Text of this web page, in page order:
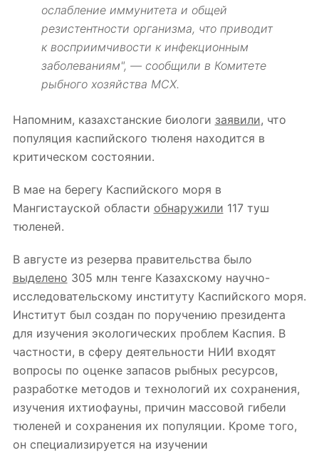
ослабление иммунитета и общей
резистентности организма, что приводит
к восприимчивости к инфекционным
заболеваниям", — сообщили в Комитете
рыбного хозяйства МСХ.
Напомним, казахстанские биологи заявили, что
популяция каспийского тюленя находится в
критическом состоянии.
В мае на берегу Каспийского моря в
Мангистауской области обнаружили 117 туш
тюленей.
В августе из резерва правительства было
выделено 305 млн тенге Казахскому научно-
исследовательскому институту Каспийского моря.
Институт был создан по поручению президента
для изучения экологических проблем Каспия. В
частности, в сферу деятельности НИИ входят
вопросы по оценке запасов рыбных ресурсов,
разработке методов и технологий их сохранения,
изучения ихтиофауны, причин массовой гибели
тюленей и сохранения их популяции. Кроме того,
он специализируется на изучении